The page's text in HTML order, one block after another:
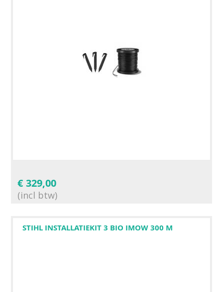
€ 329,00
(incl btw)
STIHL INSTALLATIEKIT 3 BIO IMOW 300 M